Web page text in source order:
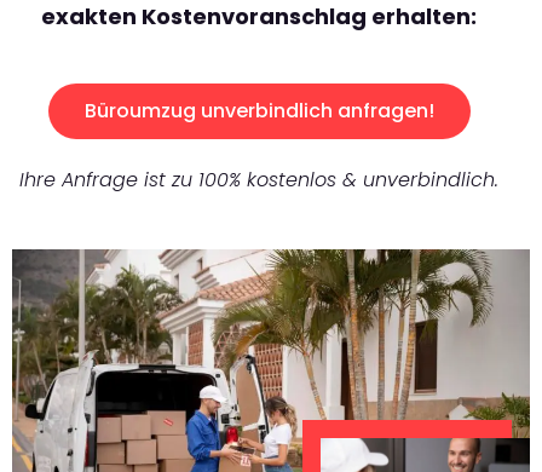
exakten Kostenvoranschlag erhalten:
Büroumzug unverbindlich anfragen!
Ihre Anfrage ist zu 100% kostenlos & unverbindlich.